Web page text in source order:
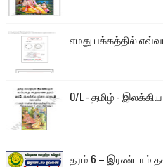
எமது பக்கத்தில்
O/L - தமிழ் -
தரம் 6 – இரண்டாம்